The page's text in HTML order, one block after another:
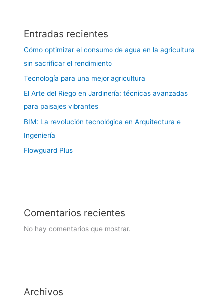
Entradas recientes
Cómo optimizar el consumo de agua en la agricultura
sin sacrificar el rendimiento
Tecnología para una mejor agricultura
El Arte del Riego en Jardinería: técnicas avanzadas
para paisajes vibrantes
BIM: La revolución tecnológica en Arquitectura e
Ingeniería
Flowguard Plus
Comentarios recientes
No hay comentarios que mostrar.
Archivos